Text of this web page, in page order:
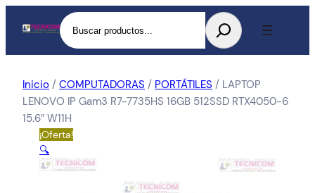
Buscar
Inicio / COMPUTADORAS / PORTÁTILES / LAPTOP
LENOVO IP Gam3 R7-7735HS 16GB 512SSD RTX4050-6
15.6″ W11H
¡Oferta!
🔍